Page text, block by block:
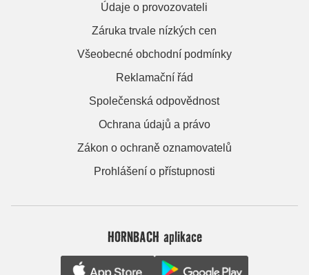
Údaje o provozovateli
Záruka trvale nízkých cen
Všeobecné obchodní podmínky
Reklamační řád
Společenská odpovědnost
Ochrana údajů a právo
Zákon o ochraně oznamovatelů
Prohlášení o přístupnosti
HORNBACH aplikace